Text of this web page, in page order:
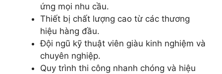
ứng mọi nhu cầu.
Thiết bị chất lượng cao từ các thương
hiệu hàng đầu.
Đội ngũ kỹ thuật viên giàu kinh nghiệm và
chuyên nghiệp.
Quy trình thi công nhanh chóng và hiệu